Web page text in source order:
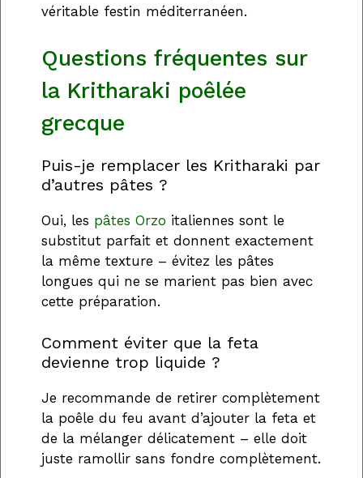
véritable festin méditerranéen.
Questions fréquentes sur
la Kritharaki poêlée
grecque
Puis-je remplacer les Kritharaki par
d’autres pâtes ?
Oui, les pâtes Orzo italiennes sont le
substitut parfait et donnent exactement
la même texture – évitez les pâtes
longues qui ne se marient pas bien avec
cette préparation.
Comment éviter que la feta
devienne trop liquide ?
Je recommande de retirer complètement
la poêle du feu avant d’ajouter la feta et
de la mélanger délicatement – elle doit
juste ramollir sans fondre complètement.